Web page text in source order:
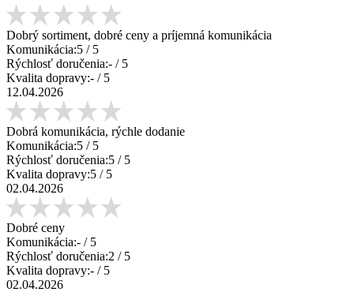
Dobrý sortiment, dobré ceny a príjemná komunikácia
Komunikácia:5 / 5
Rýchlosť doručenia:- / 5
Kvalita dopravy:- / 5
12.04.2026
Dobrá komunikácia, rýchle dodanie
Komunikácia:5 / 5
Rýchlosť doručenia:5 / 5
Kvalita dopravy:5 / 5
02.04.2026
Dobré ceny
Komunikácia:- / 5
Rýchlosť doručenia:2 / 5
Kvalita dopravy:- / 5
02.04.2026